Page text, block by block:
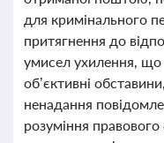
для кримінального
притягнення до
умисел ухилення, що
об’єктивні
ненадання
розуміння